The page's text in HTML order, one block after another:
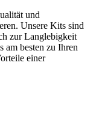
und
Unsere Kits sind
zur Langlebigkeit
am besten zu Ihren
einer